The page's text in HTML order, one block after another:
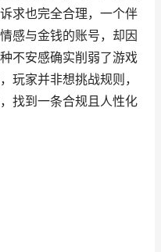
求也完全合理，一个伴
感与金钱的账号，却因
不安感确实削弱了游戏
玩家并非想挑战规则，
找到一条合规且人性化